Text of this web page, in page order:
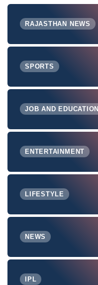
RAJASTHAN NEWS
SPORTS
JOB AND EDUCATION
ENTERTAINMENT
LIFESTYLE
NEWS
IPL